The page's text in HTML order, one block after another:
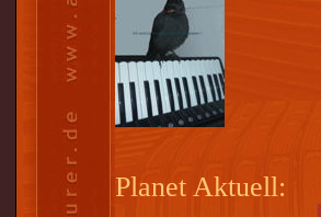
Planet Aktuell: